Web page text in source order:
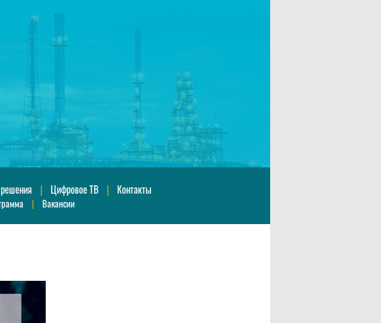
| Цифровое ТВ| Контакты
| Вакансии